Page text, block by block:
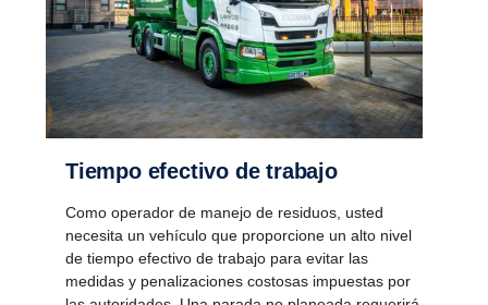
Tiempo efectivo de trabajo
Como operador de manejo de residuos, usted
necesita un vehículo que proporcione un alto nivel
de tiempo efectivo de trabajo para evitar las
medidas y penalizaciones costosas impuestas por